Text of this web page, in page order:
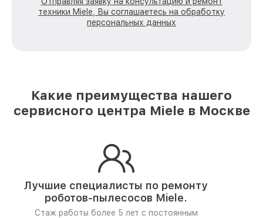
техники Miele, Вы соглашаетесь на обработку
персональных данных
Какие преимущества нашего
сервисного центра Miele в Москве
Лучшие специалисты по ремонту
роботов-пылесосов Miele.
Стаж работы более 5 лет с постоянным